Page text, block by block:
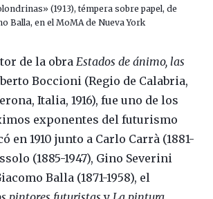
(1913), témpera sobre papel, de
Balla, en el MoMA de Nueva York
de la obraEstados de ánimo, las
Boccioni (Regio de Calabria,
Italia, 1916), fue uno de los
exponentes del futurismo
en 1910 junto a Carlo Carrà (1881-
(1885-1947), Gino Severini
Balla (1871-1958), el